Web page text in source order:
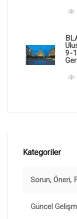
9-
Kategoriler
Sorun, Öneri,
Güncel